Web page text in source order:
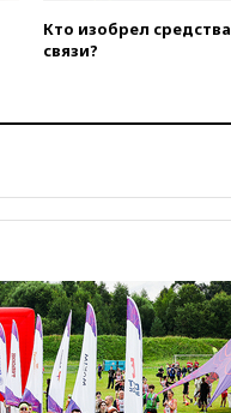
для Белгородской
по гимнастике получили
отказ в визах от
21:15Пентагон
16 новых видео с
Кто изобрел средства
связи?